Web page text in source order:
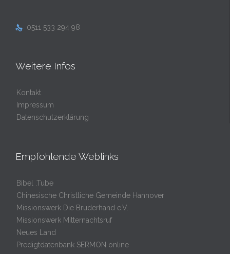
 0511 533 294 98
Weitere Infos
Kontakt
Impressum
Datenschutzerklärung
Empfohlende Weblinks
Bibel .Tube
Chinesische Christliche Gemeinde Hannover
Missionswerk Die Bruderhand e.V.
Missionswerk Mitternachtsruf
Neues Land
Predigtdatenbank SERMON online